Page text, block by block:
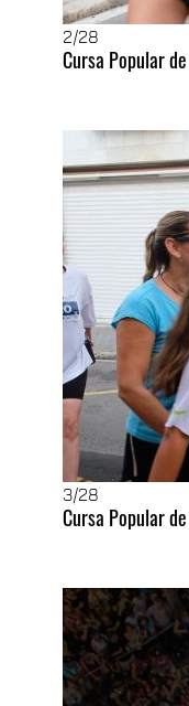
2/28
Cursa Popular
3/28
Cursa Popular